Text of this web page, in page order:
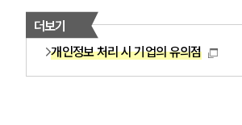
더보기
개인정보 처리 시 기업의 유의점